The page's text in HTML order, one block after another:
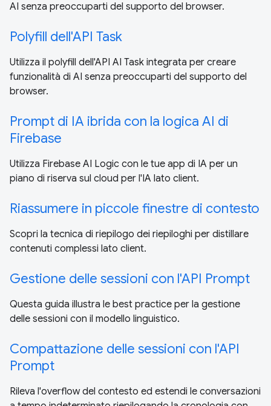
AI senza preoccuparti del supporto del browser.
Polyfill dell'API Task
Utilizza il polyfill dell'API AI Task integrata per creare
funzionalità di AI senza preoccuparti del supporto del
browser.
Prompt di IA ibrida con la logica AI di
Firebase
Utilizza Firebase AI Logic con le tue app di IA per un
piano di riserva sul cloud per l'IA lato client.
Riassumere in piccole finestre di contesto
Scopri la tecnica di riepilogo dei riepiloghi per distillare
contenuti complessi lato client.
Gestione delle sessioni con l'API Prompt
Questa guida illustra le best practice per la gestione
delle sessioni con il modello linguistico.
Compattazione delle sessioni con l'API
Prompt
Rileva l'overflow del contesto ed estendi le conversazioni